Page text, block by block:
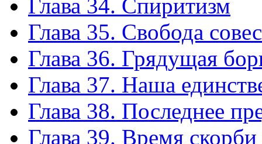
Глава 34. Спиритизм
Глава 35. Свобода
Глава 36. Грядущая
Глава 37. Наша
Глава 38. Последнее
Глава 39. Время скорби